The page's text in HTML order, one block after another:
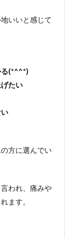
いいと感じて
(*^^*)
たい
方に選んでい
われ、痛みや
ます。